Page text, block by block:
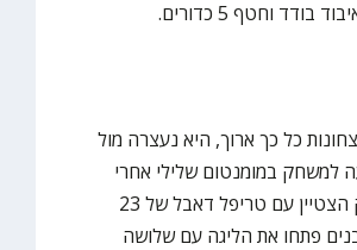
כל כך ארוך, היא נעצרה מול
שהגיעה למשחק במומנטום שלילי אחרי
ניצחון בודד ב-11 משחקיה הקודמים. קוטי קלארק הצטיין עם טריפל דאבל של 23
הכחולים-לבנים פתחו את הליגה עם שלושה